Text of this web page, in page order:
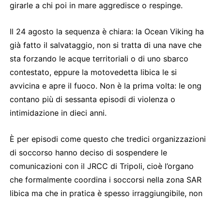
girarle a chi poi in mare aggredisce o respinge.
Il 24 agosto la sequenza è chiara: la Ocean Viking ha
già fatto il salvataggio, non si tratta di una nave che
sta forzando le acque territoriali o di uno sbarco
contestato, eppure la motovedetta libica le si
avvicina e apre il fuoco. Non è la prima volta: le ong
contano più di sessanta episodi di violenza o
intimidazione in dieci anni.
È per episodi come questo che tredici organizzazioni
di soccorso hanno deciso di sospendere le
comunicazioni con il JRCC di Tripoli, cioè l’organo
che formalmente coordina i soccorsi nella zona SAR
libica ma che in pratica è spesso irraggiungibile, non